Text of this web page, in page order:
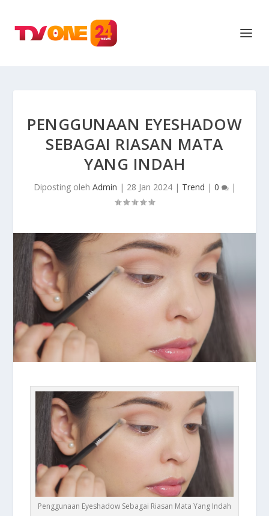
PENGGUNAAN EYESHADOW
SEBAGAI RIASAN MATA
YANG INDAH
Diposting oleh Admin | 28 Jan 2024| Trend | 0 |
Penggunaan Eyeshadow Sebagai Riasan Mata Yang Indah